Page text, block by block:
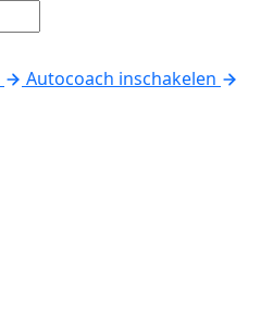
Autocoach inschakelen